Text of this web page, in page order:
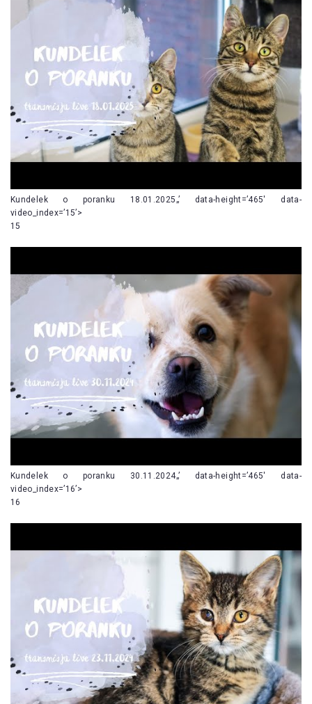
Kundelek o poranku 18.01.2025„’ data-height=’465′ data-
video_index=’15’>
15
Kundelek o poranku 30.11.2024„’ data-height=’465′ data-
video_index=’16’>
16